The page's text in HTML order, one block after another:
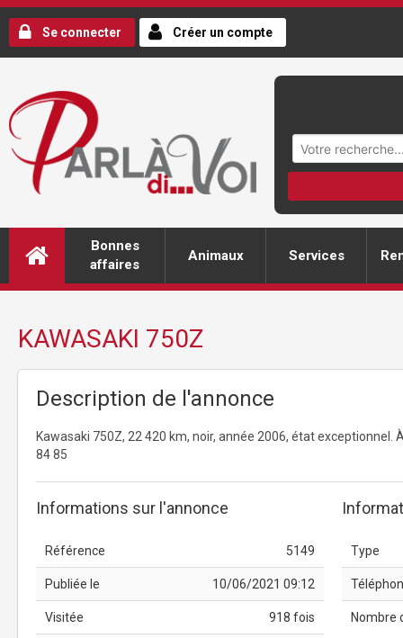
Se connecter Créer un compte
Bonnes
affaires
Animaux Services
KAWASAKI 750Z
Description de l'annonce
Kawasaki 750Z, 22 420 km, noir, année 2006, état exceptionnel.
84 85
Informations sur l'annonce
Référence 5149
Publiée le 10/06/2021 09:12
Visitée 918 fois
Type
Nombre